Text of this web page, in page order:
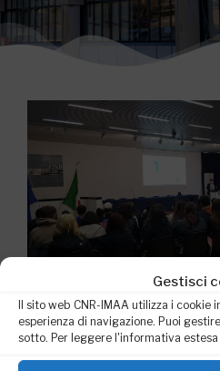
Gestisci
Il sito web CNR-IMAA utilizza i
esperienza di navigazione. Puoi
sotto. Per leggere l'informativa estesa